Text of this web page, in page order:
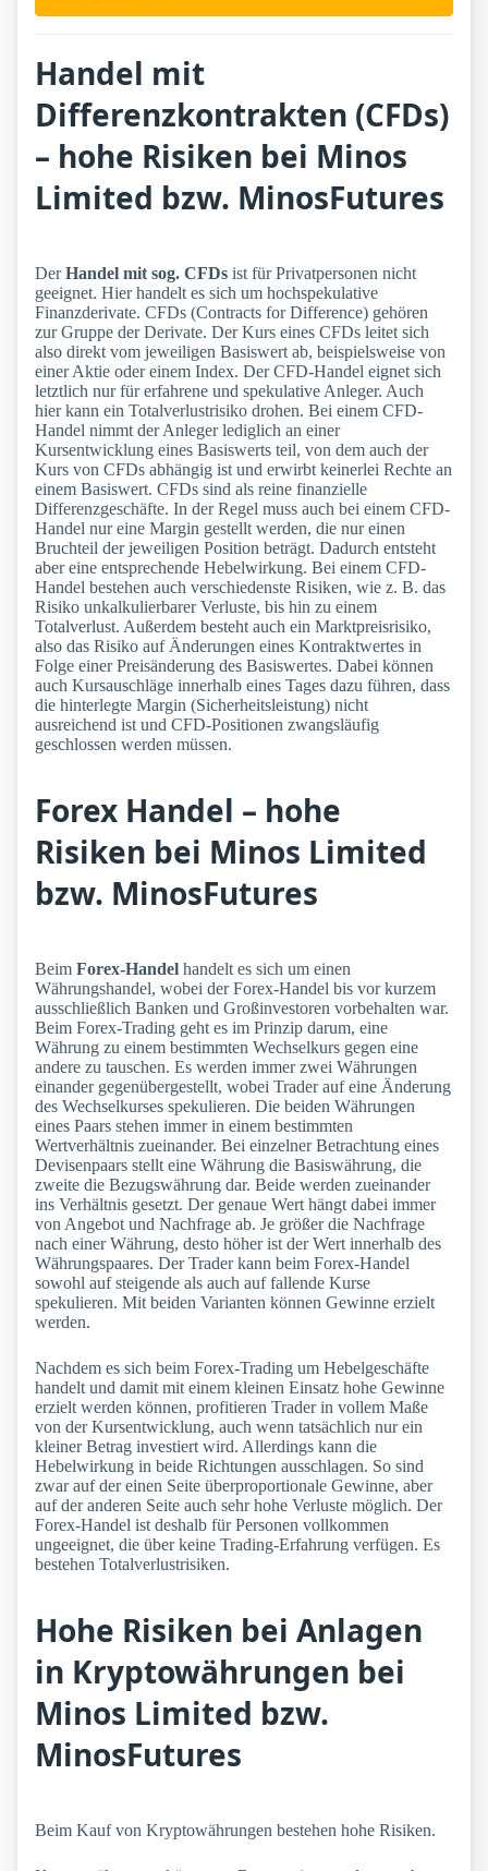
Handel mit
Differenzkontrakten (CFDs)
– hohe Risiken bei Minos
Limited bzw. MinosFutures
DerHandel mit sog. CFDs ist für Privatpersonen nicht
geeignet. Hier handelt es sich um hochspekulative
Finanzderivate. CFDs (Contracts for Difference) gehören
zur Gruppe der Derivate. Der Kurs eines CFDs leitet sich
also direkt vom jeweiligen Basiswert ab, beispielsweise von
einer Aktie oder einem Index. Der CFD-Handel eignet sich
letztlich nur für erfahrene und spekulative Anleger. Auch
hier kann ein Totalverlustrisiko drohen. Bei einem CFD-
Handel nimmt der Anleger lediglich an einer
Kursentwicklung eines Basiswerts teil, von dem auch der
Kurs von CFDs abhängig ist und erwirbt keinerlei Rechte an
einem Basiswert. CFDs sind als reine finanzielle
Differenzgeschäfte. In der Regel muss auch bei einem CFD-
Handel nur eine Margin gestellt werden, die nur einen
Bruchteil der jeweiligen Position beträgt. Dadurch entsteht
aber eine entsprechende Hebelwirkung. Bei einem CFD-
Handel bestehen auch verschiedenste Risiken, wie z. B. das
Risiko unkalkulierbarer Verluste, bis hin zu einem
Totalverlust. Außerdem besteht auch ein Marktpreisrisiko,
also das Risiko auf Änderungen eines Kontraktwertes in
Folge einer Preisänderung des Basiswertes. Dabei können
auch Kursauschläge innerhalb eines Tages dazu führen, dass
die hinterlegte Margin (Sicherheitsleistung) nicht
ausreichend ist und CFD-Positionen zwangsläufig
geschlossen werden müssen.
Forex Handel – hohe
Risiken bei Minos Limited
bzw. MinosFutures
Beim Forex-Handel handelt es sich um einen
Währungshandel, wobei der Forex-Handel bis vor kurzem
ausschließlich Banken und Großinvestoren vorbehalten war.
Beim Forex-Trading geht es im Prinzip darum, eine
Währung zu einem bestimmten Wechselkurs gegen eine
andere zu tauschen. Es werden immer zwei Währungen
einander gegenübergestellt, wobei Trader auf eine Änderung
des Wechselkurses spekulieren. Die beiden Währungen
eines Paars stehen immer in einem bestimmten
Wertverhältnis zueinander. Bei einzelner Betrachtung eines
Devisenpaars stellt eine Währung die Basiswährung, die
zweite die Bezugswährung dar. Beide werden zueinander
ins Verhältnis gesetzt. Der genaue Wert hängt dabei immer
von Angebot und Nachfrage ab. Je größer die Nachfrage
nach einer Währung, desto höher ist der Wert innerhalb des
Währungspaares. Der Trader kann beim Forex-Handel
sowohl auf steigende als auch auf fallende Kurse
spekulieren. Mit beiden Varianten können Gewinne erzielt
werden.
Nachdem es sich beim Forex-Trading um Hebelgeschäfte
handelt und damit mit einem kleinen Einsatz hohe Gewinne
erzielt werden können, profitieren Trader in vollem Maße
von der Kursentwicklung, auch wenn tatsächlich nur ein
kleiner Betrag investiert wird. Allerdings kann die
Hebelwirkung in beide Richtungen ausschlagen. So sind
zwar auf der einen Seite überproportionale Gewinne, aber
auf der anderen Seite auch sehr hohe Verluste möglich. Der
Forex-Handel ist deshalb für Personen vollkommen
ungeeignet, die über keine Trading-Erfahrung verfügen. Es
bestehen Totalverlustrisiken.
Hohe Risiken bei Anlagen
in Kryptowährungen bei
Minos Limited bzw.
MinosFutures
Beim Kauf von Kryptowährungen bestehen hohe Risiken.